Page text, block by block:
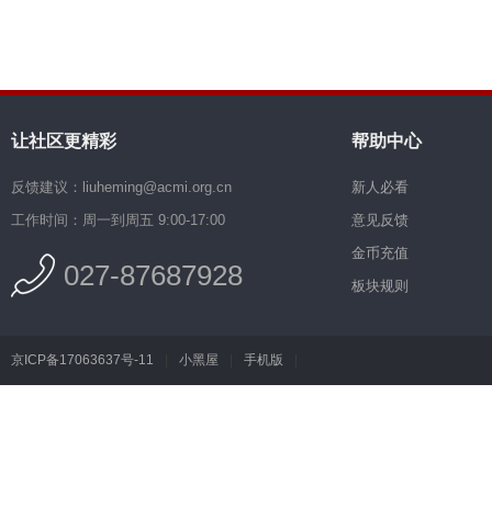
让社区更精彩
反馈建议：liuheming@acmi.org.cn
工作时间：周一到周五 9:00-17:00
027-87687928
帮助中心
新人必看
意见反馈
金币充值
板块规则
京ICP备17063637号-11 小黑屋 手机版